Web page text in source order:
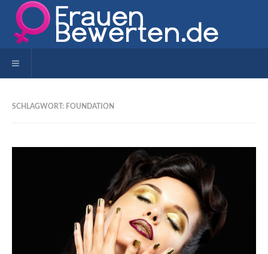
Toggle navigation
SCHLAGWORT: FOUNDATION